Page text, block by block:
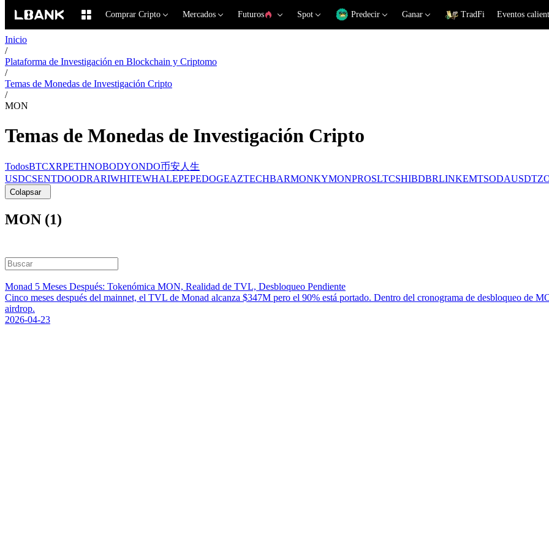
Comprar Cripto Mercados Futuros Spot Predecir Ganar TradFi Eventos
Inicio
/
Plataforma de Investigación en Blockchain y Criptomo
/
Temas de Monedas de Investigación Cripto
/
MON
Temas de Monedas de Investigación Cripto
TodosBTCXRPETHNOBODYONDO币安人生
USDCSENTDOODRARIWHITEWHALEPEPEDOGEAZTECHBARMONKYMONPROSLTCSHIBDBRLINKEMTSODAUSDT
Colapsar
MON (1)
Monad 5 Meses Después: Tokenómica MON, Realidad de TVL, Desbloqueo Pendiente
Cinco meses después del mainnet, el TVL de Monad alcanza $347M pero el 90% está portado. Dentro del cronograma de desbloqueo de
airdrop.
2026-04-23